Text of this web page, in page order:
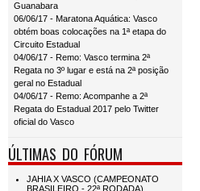
Guanabara
06/06/17 - Maratona Aquática: Vasco
obtém boas colocações na 1ª etapa do
Circuito Estadual
04/06/17 - Remo: Vasco termina 2ª
Regata no 3º lugar e está na 2ª posição
geral no Estadual
04/06/17 - Remo: Acompanhe a 2ª
Regata do Estadual 2017 pelo Twitter
oficial do Vasco
ÚLTIMAS DO FÓRUM